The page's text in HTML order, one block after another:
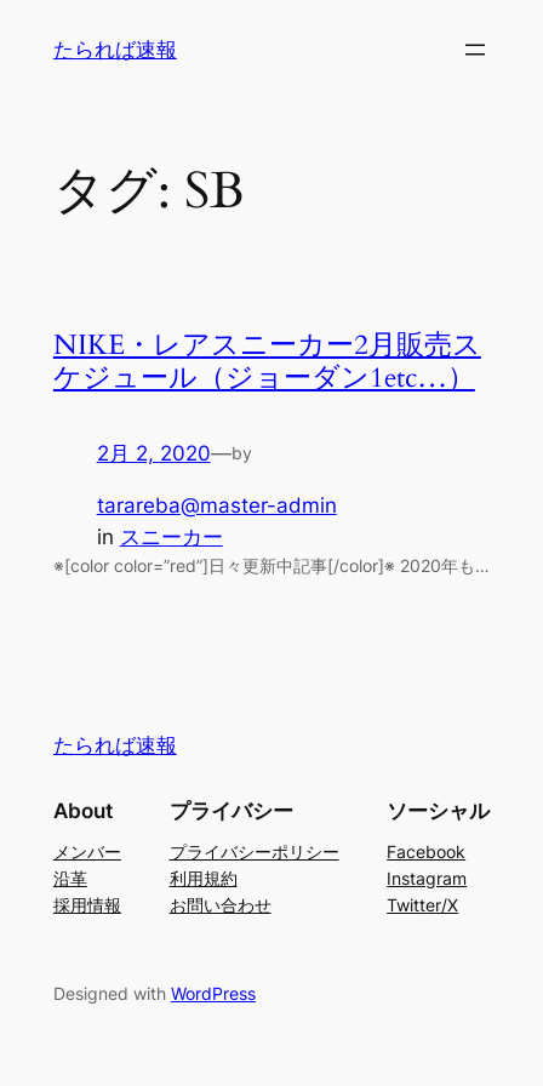
たられば速報
タグ: SB
NIKE・レアスニーカー2月販売ス
ケジュール（ジョーダン1etc…）
2月 2, 2020—by
tarareba@master-admin
in スニーカー
※[color color=”red”]日々更新中記事[/color]※ 2020年も…
たられば速報
About
メンバー
沿革
採用情報
プライバシー
プライバシーポリシー
利用規約
お問い合わせ
ソーシャル
Facebook
Instagram
Twitter/X
Designed with WordPress